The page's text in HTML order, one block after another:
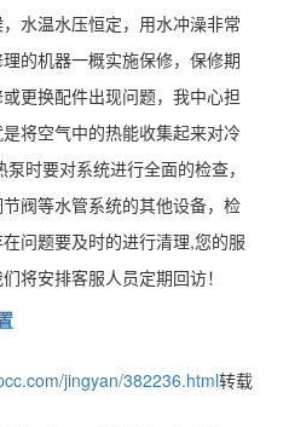
水温水压恒定，用水冲澡非常
的机器一概实施保修，保修期
更换配件出现问题，我中心担
将空气中的热能收集起来对冷
时要对系统进行全面的检查，
阀等水管系统的其他设备，检
问题要及时的进行清理,您的服
将安排客服人员定期回访！
jingyan/382236.html转载